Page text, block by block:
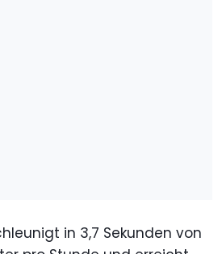
in 3,7 Sekunden von